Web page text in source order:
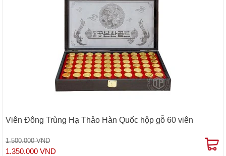
Viên Đông Trùng Hạ Thảo Hàn Quốc hộp gỗ 60 viên
1.500.000 VND
1.350.000 VND